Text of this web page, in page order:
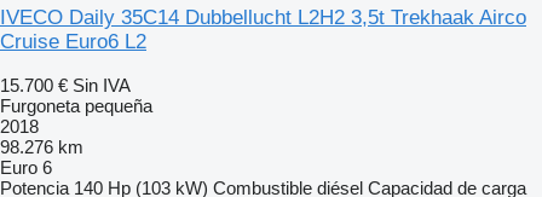
IVECO Daily 35C14 Dubbellucht L2H2 3,5t Trekhaak Airco
Cruise Euro6 L2
15.700 € Sin IVA
Furgoneta pequeña
2018
98.276 km
Euro 6
Potencia 140 Hp (103 kW) Combustible diésel Capacidad de carga